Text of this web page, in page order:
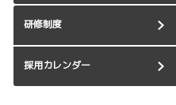
研修制度
採用カレンダー